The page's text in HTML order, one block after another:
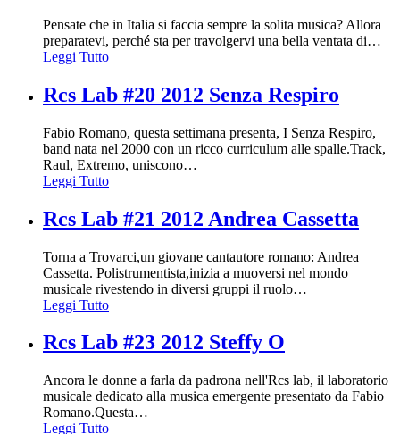
Pensate che in Italia si faccia sempre la solita musica? Allora
preparatevi, perché sta per travolgervi una bella ventata di…
Leggi Tutto
Rcs Lab #20 2012 Senza Respiro
Fabio Romano, questa settimana presenta, I Senza Respiro,
band nata nel 2000 con un ricco curriculum alle spalle.Track,
Raul, Extremo, uniscono…
Leggi Tutto
Rcs Lab #21 2012 Andrea Cassetta
Torna a Trovarci,un giovane cantautore romano: Andrea
Cassetta. Polistrumentista,inizia a muoversi nel mondo
musicale rivestendo in diversi gruppi il ruolo…
Leggi Tutto
Rcs Lab #23 2012 Steffy O
Ancora le donne a farla da padrona nell'Rcs lab, il laboratorio
musicale dedicato alla musica emergente presentato da Fabio
Romano.Questa…
Leggi Tutto